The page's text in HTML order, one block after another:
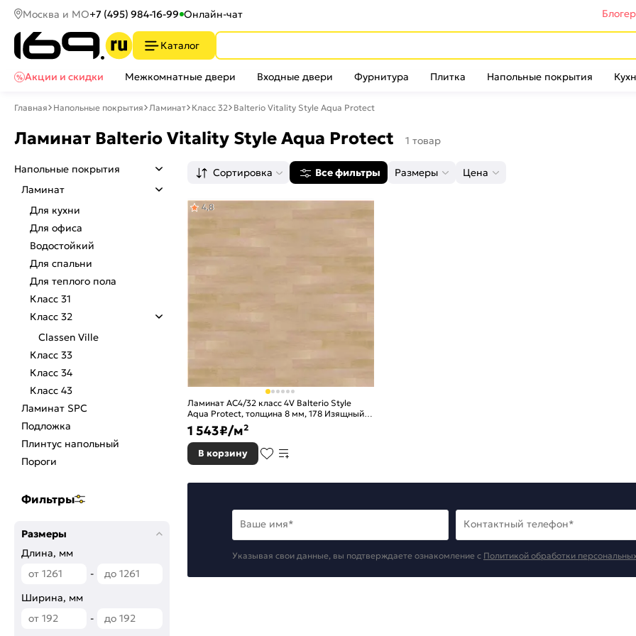
Москва и МО+7 (495) 984-16-99 Онлайн-чат
Каталог
Акции и скидки
Межкомнатные двери Входные двери Фурнитура Плитка Напольные покрытия
Главная Напольные покрытия Ламинат Класс 32 Balterio Vitality Style Aqua Protect
Ламинат Balterio Vitality Style Aqua Protect 1 товар
Напольные покрытия
Ламинат
Для кухни
Для офиса
Водостойкий
Для спальни
Для теплого пола
Класс 31
Класс 32
Classen Ville
Класс 33
Класс 34
Класс 43
Ламинат SPC
Подложка
Плинтус напольный
Пороги
Фильтры
Размеры
Длина, мм
-
Ширина, мм
-
Сортировка Все фильтры Размеры Цена
Ламинат AC4/32 класс 4V Balterio Style
Aqua Protect, толщина 8 мм, 178 Изящный
современный дуб
4,8
1 543₽/м²
В корзину
Ваше имя* Контактный телефон*
Указывая свои данные, вы подтверждаете ознакомление c Политикой обработки